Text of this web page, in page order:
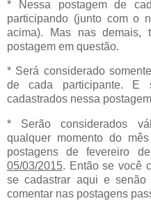
* Nessa postagem de
participando (junto com o
acima). Mas nas demais,
postagem em questão.
* Será considerado
de cada participante. E
cadastrados nessa
* Serão considerados
qualquer momento do
postagens de fevereiro
05/03/2015. Então se você
se cadastrar aqui e
comentar nas postagens